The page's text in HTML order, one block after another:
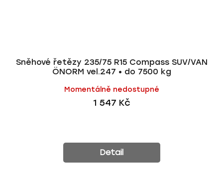
Sněhové řetězy 235/75 R15 Compass SUV/VAN
ÖNORM vel.247 • do 7500 kg
Momentálně nedostupné
1 547 Kč
Detail